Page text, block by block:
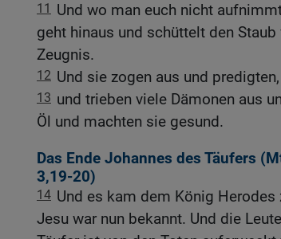
11
Und wo man euch nicht
geht hinaus und schüttelt den Staub
Zeugnis.
12 Und sie zogen aus und
13 und trieben viele Dämonen aus
Öl und machten sie gesund.
Das Ende Johannes des Täufers (
3,19-20)
14 Und es kam dem König Herodes
Jesu war nun bekannt. Und die